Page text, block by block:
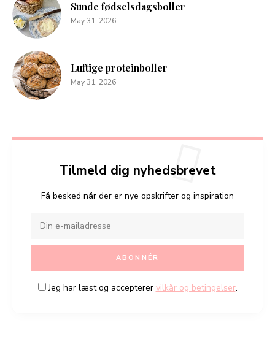
Sunde fødselsdagsboller
May 31, 2026
Luftige proteinboller
May 31, 2026
Tilmeld dig nyhedsbrevet
Få besked når der er nye opskrifter og inspiration
Jeg har læst og accepterer vilkår og betingelser.